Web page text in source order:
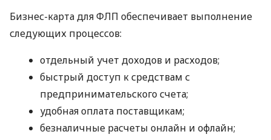
Бизнес-карта для ФЛП обеспечивает выполнение
следующих процессов:
отдельный учет доходов и расходов;
быстрый доступ к средствам с
предпринимательского счета;
удобная оплата поставщикам;
безналичные расчеты онлайн и офлайн;